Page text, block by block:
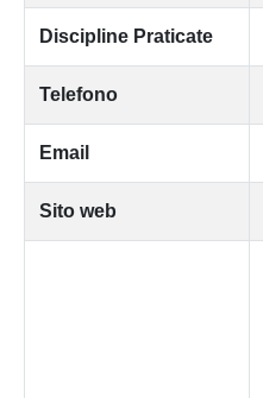
Discipline Praticate
Telefono
Email
Sito web